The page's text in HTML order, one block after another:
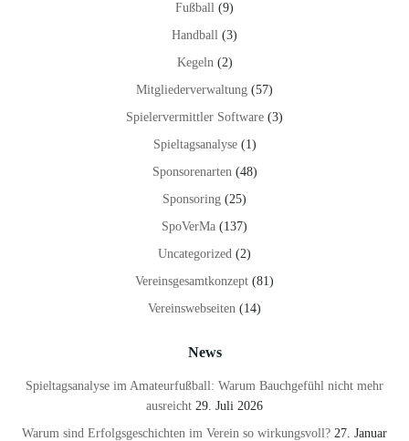
Fußball (9)
Handball (3)
Kegeln(2)
Mitgliederverwaltung (57)
Spielervermittler Software (3)
Spieltagsanalyse(1)
Sponsorenarten(48)
Sponsoring (25)
SpoVerMa (137)
Uncategorized (2)
Vereinsgesamtkonzept (81)
Vereinswebseiten (14)
News
Spieltagsanalyse im Amateurfußball: Warum Bauchgefühl nicht mehr
ausreicht 29. Juli 2026
Warum sind Erfolgsgeschichten im Verein so wirkungsvoll? 27. Januar